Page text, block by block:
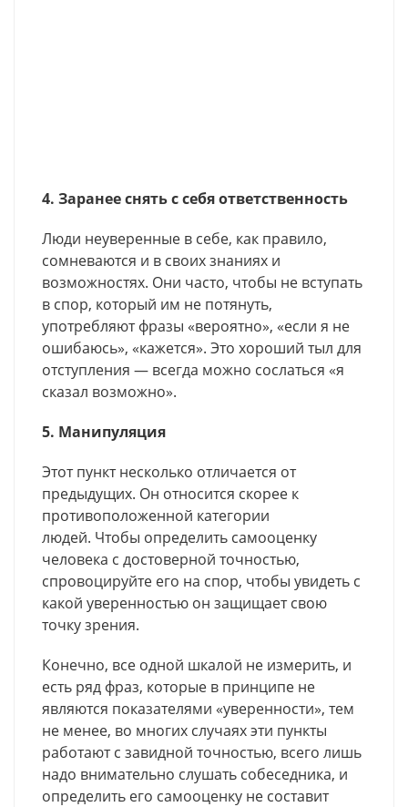
4. Заранее снять с себя ответственность
Люди неуверенные в себе, как правило,
сомневаются и в своих знаниях и
возможностях. Они часто, чтобы не вступать
в спор, который им не потянуть,
употребляют фразы «вероятно», «если я не
ошибаюсь», «кажется». Это хороший тыл для
отступления — всегда можно сослаться «я
сказал возможно».
5. Манипуляция
Этот пункт несколько отличается от
предыдущих. Он относится скорее к
противоположенной категории
людей. Чтобы определить самооценку
человека с достоверной точностью,
спровоцируйте его на спор, чтобы увидеть с
какой уверенностью он защищает свою
точку зрения.
Конечно, все одной шкалой не измерить, и
есть ряд фраз, которые в принципе не
являются показателями «уверенности», тем
не менее, во многих случаях эти пункты
работают с завидной точностью, всего лишь
надо внимательно слушать собеседника, и
определить его самооценку не составит